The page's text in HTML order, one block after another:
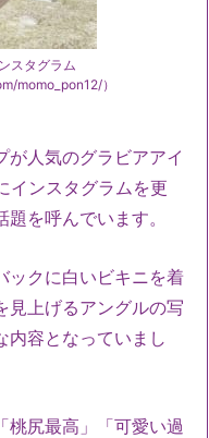
スタグラム
momo_pon12/）
人気のグラビアアイ
インスタグラムを更
を呼んでいます。
クに白いビキニを着
見上げるアングルの写
内容となっていまし
尻最高」「可愛い過